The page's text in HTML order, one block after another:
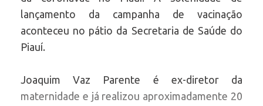
lançamento da campanha de vacinação
aconteceu no pátio da Secretaria de Saúde do
Piauí.
Joaquim Vaz Parente é ex-diretor da
maternidade e já realizou aproximadamente 20